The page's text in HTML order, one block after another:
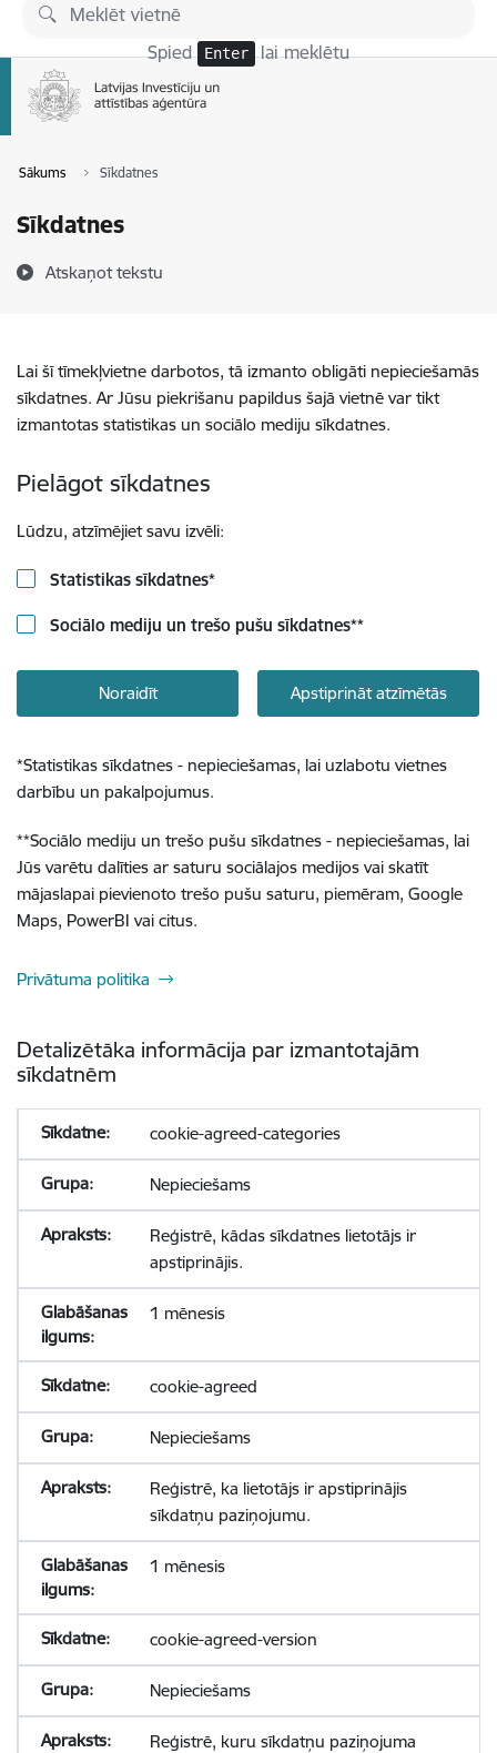
Pāriet uz lapas saturu
Spied Enter lai meklētu
Sākums Sīkdatnes
Sīkdatnes
Atskaņot tekstu
Lai šī tīmekļvietne darbotos, tā izmanto obligāti nepieciešamās
sīkdatnes. Ar Jūsu piekrišanu papildus šajā vietnē var tikt
izmantotas statistikas un sociālo mediju sīkdatnes.
Pielāgot sīkdatnes
Lūdzu, atzīmējiet savu izvēli:
Statistikas sīkdatnes*
Sociālo mediju un trešo pušu sīkdatnes**
Noraidīt Apstiprināt atzīmētās
*Statistikas sīkdatnes - nepieciešamas, lai uzlabotu vietnes
darbību un pakalpojumus.
**Sociālo mediju un trešo pušu sīkdatnes - nepieciešamas, lai
Jūs varētu dalīties ar saturu sociālajos medijos vai skatīt
mājaslapai pievienoto trešo pušu saturu, piemēram, Google
Maps, PowerBI vai citus.
Privātuma politika
Detalizētāka informācija par izmantotajām
sīkdatnēm
cookie-agreed-categories
Nepieciešams
Reģistrē, kādas sīkdatnes lietotājs ir
apstiprinājis.
1 mēnesis
cookie-agreed
Nepieciešams
Reģistrē, ka lietotājs ir apstiprinājis
sīkdatņu paziņojumu.
1 mēnesis
cookie-agreed-version
Nepieciešams
Reģistrē, kuru sīkdatņu paziņojuma